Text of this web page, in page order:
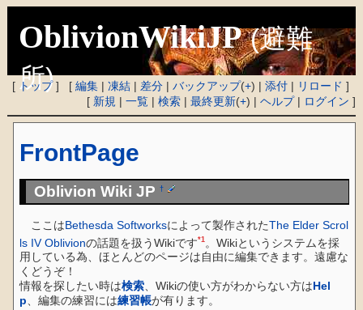
OblivionWikiJP (避難
所)
[ トップ] [編集 |凍結 | 差分 |バックアップ(+) |添付 | リロード ]
[ 新規 |一覧 |検索 |最終更新(+) |ヘルプ| ログイン ]
FrontPage
Oblivion Wiki JP†
ここはBethesda Softworksによって製作されたThe Elder Scrol
ls IV Oblivionの話題を扱うWikiです*1 。Wikiというシステムを採
用している為、ほとんどのページは自由に編集できます。遠慮な
くどうぞ！
情報を探したい時は検索、Wikiの使い方がわからない方はHel
p、編集の練習には練習帳が有ります。